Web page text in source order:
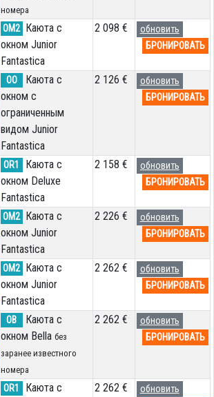
номера
OM2
Каюта с
окном Junior
Fantastica
2 098 €
обновить
БРОНИРОВАТЬ
OO
Каюта с
окном с
ограниченным
видом Junior
Fantastica
2 126 €
обновить
БРОНИРОВАТЬ
OR1
Каюта с
окном Deluxe
Fantastica
2 158 €
обновить
БРОНИРОВАТЬ
OM2
Каюта с
окном Junior
Fantastica
2 226 €
обновить
БРОНИРОВАТЬ
OM2
Каюта с
окном Junior
Fantastica
2 262 €
обновить
БРОНИРОВАТЬ
OB
Каюта с
окном Bella без
заранее известного
номера
2 262 €
обновить
БРОНИРОВАТЬ
OR1
Каюта с
2 262 €
обновить